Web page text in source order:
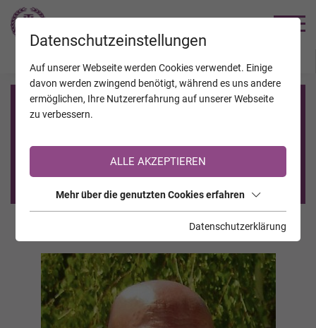
Registrierung auf TrauerHilfe.it
Sie sind noch nicht auf TrauerHilfe.it registriert?
>> zur kostenlosen Registrierung <<
Datenschutzeinstellungen
Auf unserer Webseite werden Cookies verwendet. Einige
davon werden zwingend benötigt, während es uns andere
ermöglichen, Ihre Nutzererfahrung auf unserer Webseite
zu verbessern.
ALLE AKZEPTIEREN
Mehr über die genutzten Cookies erfahren
Datenschutzerklärung
JAHRESTAGE KALENDER VERSTORBENE